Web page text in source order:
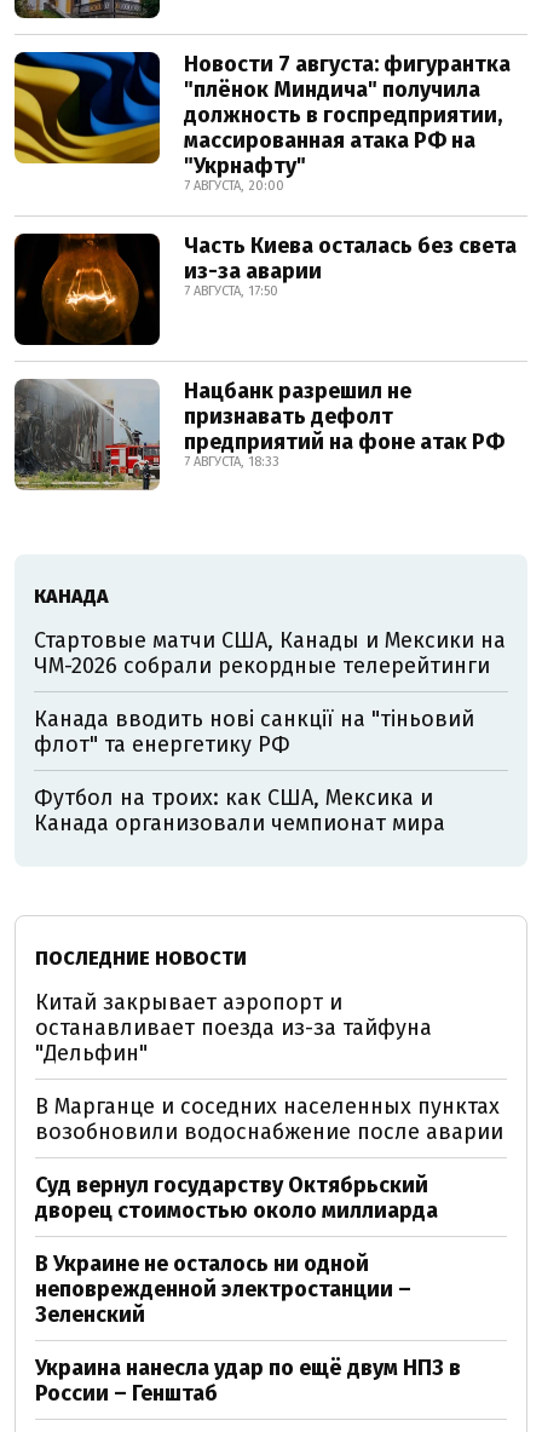
Новости 7 августа: фигурантка
"плёнок Миндича" получила
должность в госпредприятии,
массированная атака РФ на
"Укрнафту"
7 АВГУСТА, 20:00
Часть Киева осталась без света
из-за аварии
7 АВГУСТА, 17:50
Нацбанк разрешил не
признавать дефолт
предприятий на фоне атак РФ
7 АВГУСТА, 18:33
КАНАДА
Стартовые матчи США, Канады и Мексики на
ЧМ-2026 собрали рекордные телерейтинги
Канада вводить нові санкції на "тіньовий
флот" та енергетику РФ
Футбол на троих: как США, Мексика и
Канада организовали чемпионат мира
ПОСЛЕДНИЕ НОВОСТИ
Китай закрывает аэропорт и
останавливает поезда из-за тайфуна
"Дельфин"
В Марганце и соседних населенных пунктах
возобновили водоснабжение после аварии
Суд вернул государству Октябрьский
дворец стоимостью около миллиарда
В Украине не осталось ни одной
неповрежденной электростанции –
Зеленский
Украина нанесла удар по ещё двум НПЗ в
России – Генштаб